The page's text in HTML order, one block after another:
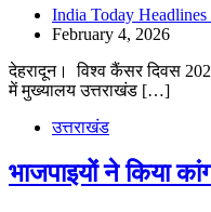
India Today Headlines
February 4, 2026
देहरादून। विश्व कैंसर दिवस
में मुख्यालय उत्तराखंड […]
उत्तराखंड
भाजपाइयों ने किया